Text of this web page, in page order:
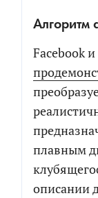
Алгоритм
Facebook
плавным
описании